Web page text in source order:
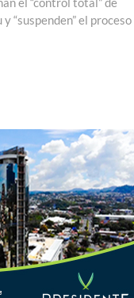
“suspenden” el proceso